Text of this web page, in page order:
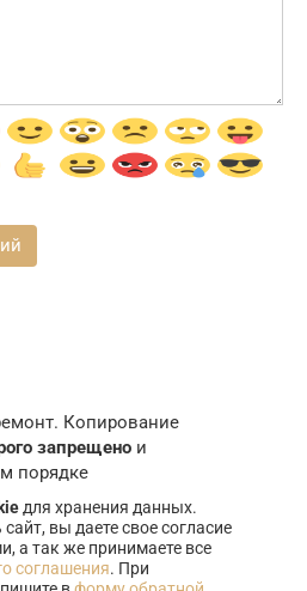
Копирование
запрещено и
порядке
для хранения данных.
вы даете свое согласие
а так же принимаете все
соглашения. При